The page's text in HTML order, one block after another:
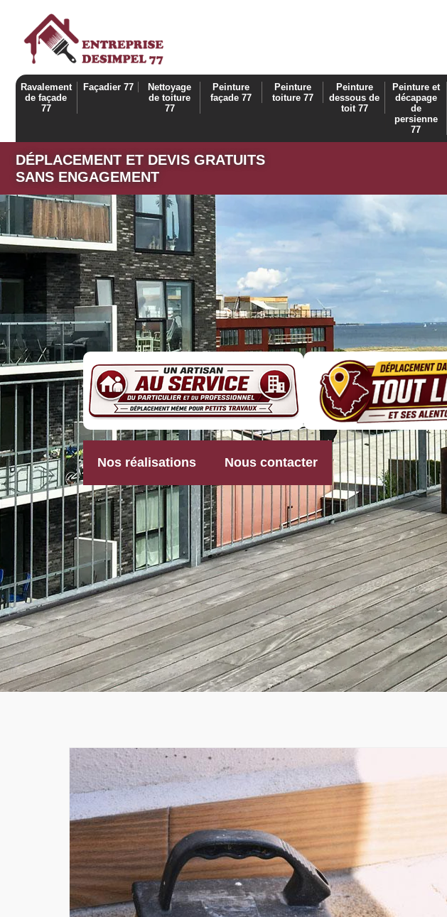
Ravalement
de façade
77
Façadier 77
Nettoyage
de toiture
77
Peinture
façade 77
Peinture
toiture 77
Peinture
dessous de
toit 77
Peinture et
décapage
de
persienne
77
DÉPLACEMENT ET DEVIS GRATUITS
SANS ENGAGEMENT
Nos réalisations Nous contacter